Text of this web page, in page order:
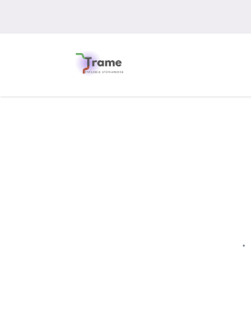
Observatoire des politiques cyclables
.